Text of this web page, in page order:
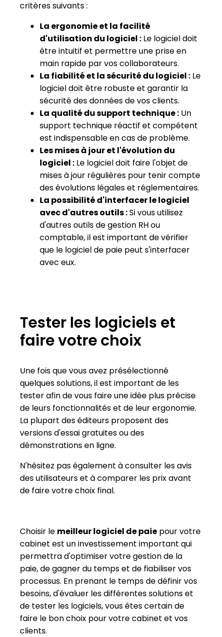
critères suivants :
La ergonomie et la facilité
d'utilisation du logiciel : Le logiciel doit
être intuitif et permettre une prise en
main rapide par vos collaborateurs.
La fiabilité et la sécurité du logiciel : Le
logiciel doit être robuste et garantir la
sécurité des données de vos clients.
La qualité du support technique : Un
support technique réactif et compétent
est indispensable en cas de problème.
Les mises à jour et l'évolution du
logiciel : Le logiciel doit faire l'objet de
mises à jour régulières pour tenir compte
des évolutions légales et réglementaires.
La possibilité d'interfacer le logiciel
avec d'autres outils :Si vous utilisez
d'autres outils de gestion RH ou
comptable, il est important de vérifier
que le logiciel de paie peut s'interfacer
avec eux.
Tester les logiciels et
faire votre choix
Une fois que vous avez présélectionné
quelques solutions, il est important de les
tester afin de vous faire une idée plus précise
de leurs fonctionnalités et de leur ergonomie.
La plupart des éditeurs proposent des
versions d'essai gratuites ou des
démonstrations en ligne.
N'hésitez pas également à consulter les avis
des utilisateurs et à comparer les prix avant
de faire votre choix final.
Choisir le meilleur logiciel de paie pour votre
cabinet est un investissement important qui
permettra d'optimiser votre gestion de la
paie, de gagner du temps et de fiabiliser vos
processus. En prenant le temps de définir vos
besoins, d'évaluer les différentes solutions et
de tester les logiciels, vous êtes certain de
faire le bon choix pour votre cabinet et vos
clients.